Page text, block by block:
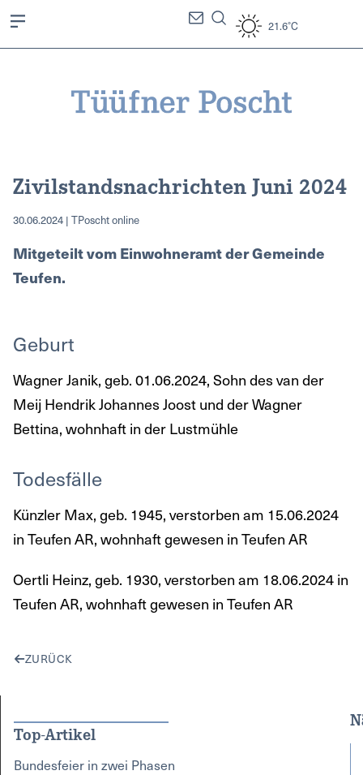
21.6°C
Zivilstandsnachrichten Juni 2024
30.06.2024 | TPoscht online
Mitgeteilt vom Einwohneramt der Gemeinde
Teufen.
Geburt
Wagner Janik, geb. 01.06.2024, Sohn des van der
Meij Hendrik Johannes Joost und der Wagner
Bettina, wohnhaft in der Lustmühle
Todesfälle
Künzler Max, geb. 1945, verstorben am 15.06.2024
in Teufen AR, wohnhaft gewesen in Teufen AR
Oertli Heinz, geb. 1930, verstorben am 18.06.2024 in
Teufen AR, wohnhaft gewesen in Teufen AR
ZURÜCK
Top-Artikel
Bundesfeier in zwei Phasen